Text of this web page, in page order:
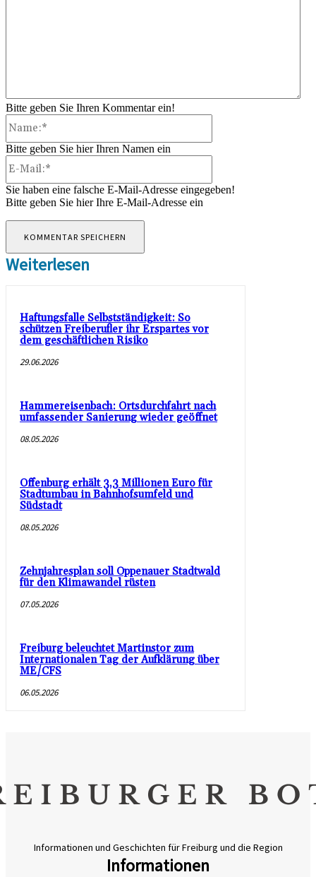
Bitte geben Sie Ihren Kommentar ein!
Bitte geben Sie hier Ihren Namen ein
Sie haben eine falsche E-Mail-Adresse eingegeben!
Bitte geben Sie hier Ihre E-Mail-Adresse ein
Weiterlesen
Haftungsfalle Selbstständigkeit: So
schützen Freiberufler ihr Erspartes vor
dem geschäftlichen Risiko
29.06.2026
Hammereisenbach: Ortsdurchfahrt nach
umfassender Sanierung wieder geöffnet
08.05.2026
Offenburg erhält 3,3 Millionen Euro für
Stadtumbau in Bahnhofsumfeld und
Südstadt
08.05.2026
Zehnjahresplan soll Oppenauer Stadtwald
für den Klimawandel rüsten
07.05.2026
Freiburg beleuchtet Martinstor zum
Internationalen Tag der Aufklärung über
ME/CFS
06.05.2026
Informationen und Geschichten für Freiburg und die Region
Informationen